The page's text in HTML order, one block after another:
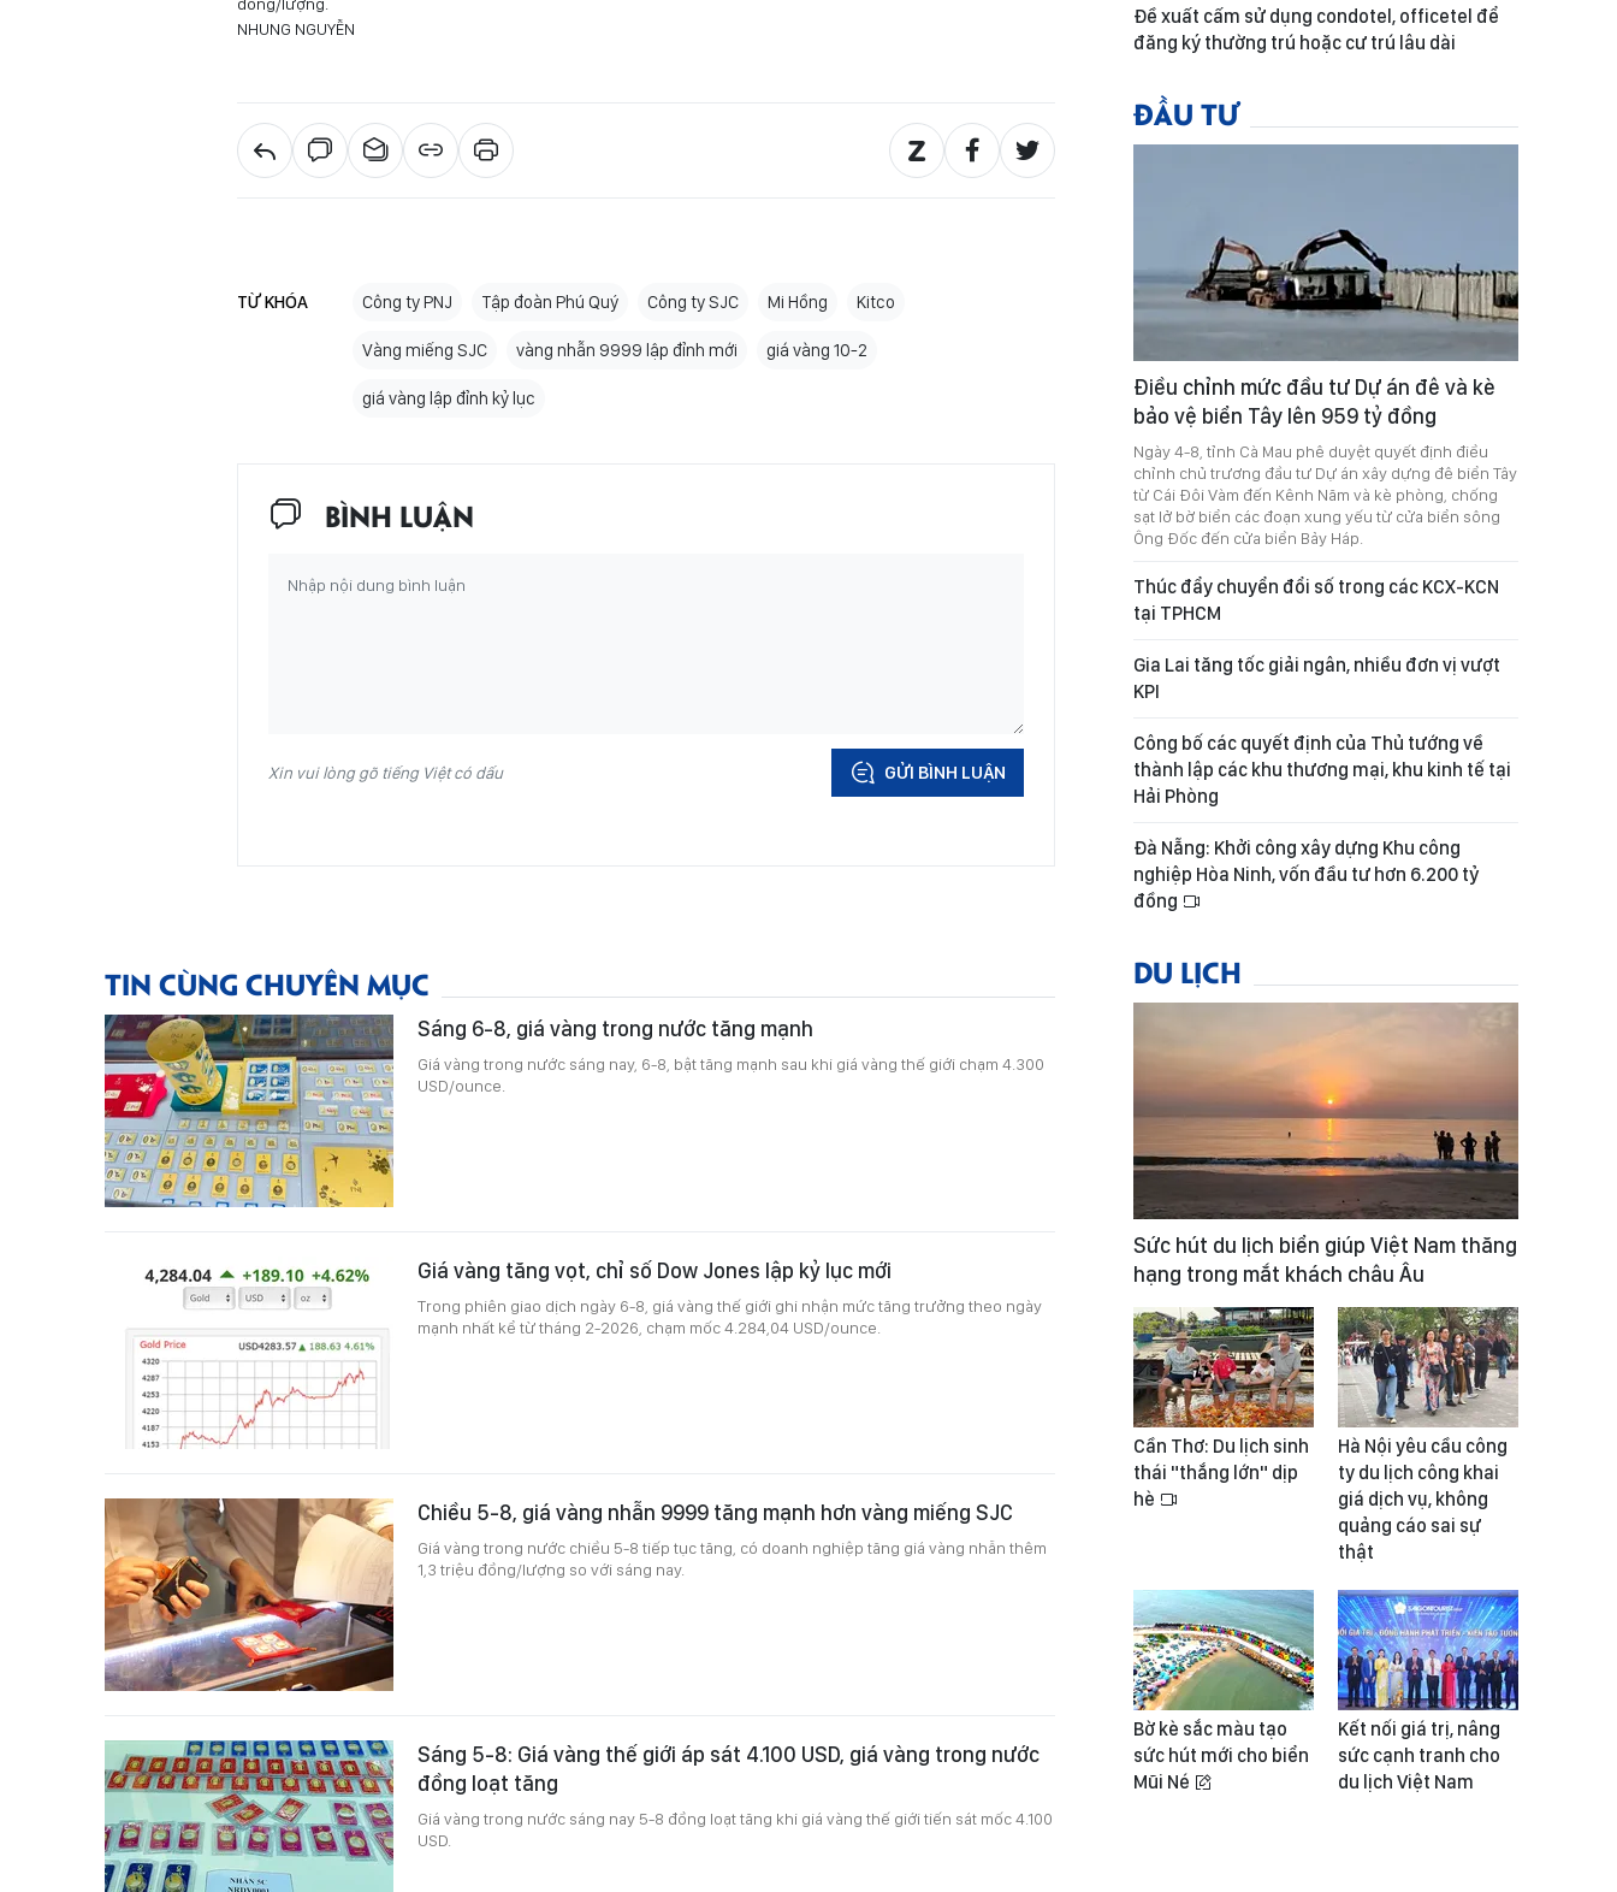
NHUNG NGUYỄN
TỪ KHÓA Công ty PNJ Tập đoàn Phú Quý Công ty SJC Mi Hồng Kitco
Vàng miếng SJC vàng nhẫn 9999 lập đỉnh mới giá vàng 10-2
giá vàng lập đỉnh kỷ lục
BÌNH LUẬN
Xin vui lòng gõ tiếng Việt có dấu GỬI BÌNH LUẬN
TIN CÙNG CHUYÊN MỤC
Sáng 6-8, giá vàng trong nước tăng mạnh
Giá vàng trong nước sáng nay, 6-8, bật tăng mạnh sau khi giá vàng thế giới chạm 4.300
USD/ounce.
Giá vàng tăng vọt, chỉ số Dow Jones lập kỷ lục mới
Trong phiên giao dịch ngày 6-8, giá vàng thế giới ghi nhận mức tăng trưởng theo ngày
mạnh nhất kể từ tháng 2-2026, chạm mốc 4.284,04 USD/ounce.
Chiều 5-8, giá vàng nhẫn 9999 tăng mạnh hơn vàng miếng SJC
Giá vàng trong nước chiều 5-8 tiếp tục tăng, có doanh nghiệp tăng giá vàng nhẫn thêm
1,3 triệu đồng/lượng so với sáng nay.
Sáng 5-8: Giá vàng thế giới áp sát 4.100 USD, giá vàng trong nước
đồng loạt tăng
Giá vàng trong nước sáng nay 5-8 đồng loạt tăng khi giá vàng thế giới tiến sát mốc 4.100
USD.
Đề xuất cấm sử dụng condotel, officetel để
đăng ký thường trú hoặc cư trú lâu dài
ĐẦU TƯ
Điều chỉnh mức đầu tư Dự án đê và kè
bảo vệ biển Tây lên 959 tỷ đồng
Ngày 4-8, tỉnh Cà Mau phê duyệt quyết định điều
chỉnh chủ trương đầu tư Dự án xây dựng đê biển Tây
từ Cái Đôi Vàm đến Kênh Năm và kè phòng, chống
sạt lở bờ biển các đoạn xung yếu từ cửa biển sông
Ông Đốc đến cửa biển Bảy Háp.
Thúc đẩy chuyển đổi số trong các KCX-KCN
tại TPHCM
Gia Lai tăng tốc giải ngân, nhiều đơn vị vượt
KPI
Công bố các quyết định của Thủ tướng về
thành lập các khu thương mại, khu kinh tế tại
Hải Phòng
Đà Nẵng: Khởi công xây dựng Khu công
nghiệp Hòa Ninh, vốn đầu tư hơn 6.200 tỷ
đồng
DU LỊCH
Sức hút du lịch biển giúp Việt Nam thăng
hạng trong mắt khách châu Âu
Cần Thơ: Du lịch sinh
thái "thắng lớn" dịp
hè
Hà Nội yêu cầu công
ty du lịch công khai
giá dịch vụ, không
quảng cáo sai sự
thật
Bờ kè sắc màu tạo
sức hút mới cho biển
Mũi Né
Kết nối giá trị, nâng
sức cạnh tranh cho
du lịch Việt Nam